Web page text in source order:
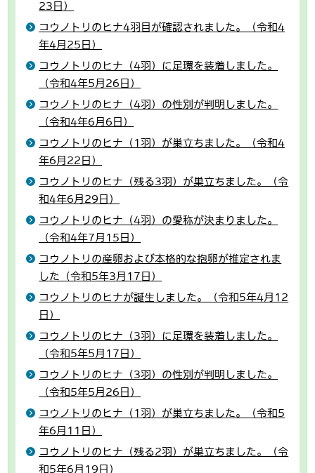
23日）
コウノトリのヒナ4羽目が確認されました。（令和4
年4月25日）
コウノトリのヒナ（4羽）に足環を装着しました。
（令和4年5月26日）
コウノトリのヒナ（4羽）の性別が判明しました。
（令和4年6月6日）
コウノトリのヒナ（1羽）が巣立ちました。（令和4
年6月22日）
コウノトリのヒナ（残る3羽）が巣立ちました。（令
和4年6月29日）
コウノトリのヒナ（4羽）の愛称が決まりました。
（令和4年7月15日）
コウノトリの産卵および本格的な抱卵が推定されま
した（令和5年3月17日）
コウノトリのヒナが誕生しました。（令和5年4月12
日）
コウノトリのヒナ（3羽）に足環を装着しました。
（令和5年5月17日）
コウノトリのヒナ（3羽）の性別が判明しました。
（令和5年5月26日）
コウノトリのヒナ（1羽）が巣立ちました。（令和5
年6月11日）
コウノトリのヒナ（残る2羽）が巣立ちました。（令
和5年6月19日）